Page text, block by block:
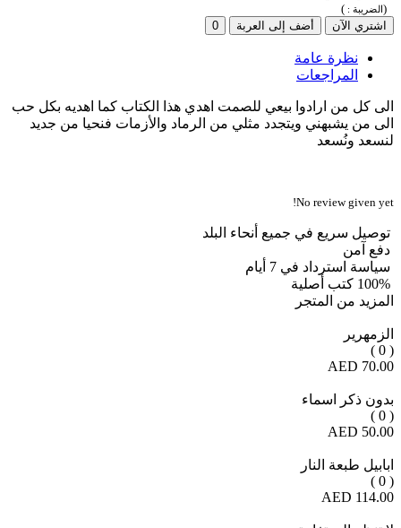
(الضريبة : )
اشتري الآن
أضف إلى العربة 0
نظرة عامة
المراجعات
الى كل من ارادوا بيعي للصمت اهدي هذا الكتاب كما اهديه بكل حب
الى من يشبهني ويتجدد مثلي من الرماد والأزمات فنحيا من جديد
لنسعد ونُسعد
No review given yet!
توصيل سريع في جميع أنحاء البلد
دفع آمن
سياسة استرداد في 7 أيام
100% كتب أصلية
المزيد من المتجر
الزمهرير
( 0 )
70.00 AED
بدون ذكر اسماء
( 0 )
50.00 AED
ابابيل طبعة النار
( 0 )
114.00 AED